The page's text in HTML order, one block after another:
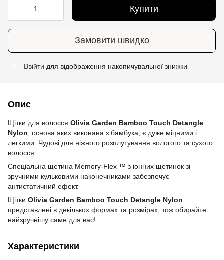
Купити
Замовити швидко
Ввійти для відображення накопичувальної знижки
Опис
Щітки для волосся Olivia Garden Bamboo Touch Detangle
Nylon , основа яких виконана з бамбука, є дуже міцними і
легкими. Чудові для ніжного розплутування вологого та сухого
волосся.
Спеціальна щетина Memory-Flex ™ з іонних щетинок зі
зручними кульковими наконечниками забезпечує
антистатичний ефект.
Щітки Olivia Garden Bamboo Touch Detangle Nylon
представлені в декількох формах та розмірах, тож обирайте
найзручнішу саме для вас!
Характеристики